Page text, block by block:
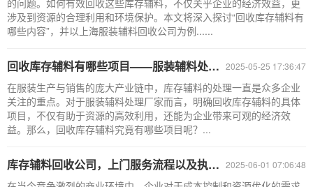
的问题。如何有效回收这些库存辅料，不仅关乎企业的经济效益，更
涉及到资源的合理利用和环境保护。本文将深入探讨“回收库存辅料有
哪些内容”，并以上海服装辅料回收公司为例......
2025-05-25 17:36:47
回收库存辅料有哪些项目——服装辅料处理厂家
在服装生产与销售的庞大产业链中，库存辅料的处理一直是众多企业
关注的重点。对于服装辅料处理厂家而言，明确回收库存辅料的具体
项目，不仅有助于资源的高效利用，还能为企业带来可观的经济效
益。那么，回收库存辅料究竟有哪些项目呢？...
2025-06-01 07:06:48
库存辅料回收公司，上门服务流程以及执行标准